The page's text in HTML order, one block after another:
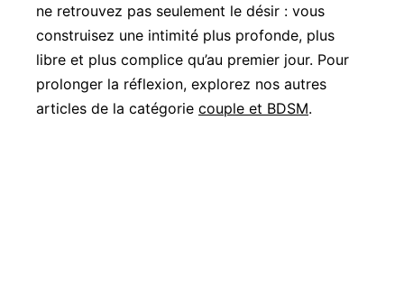
ne retrouvez pas seulement le désir : vous
construisez une intimité plus profonde, plus
libre et plus complice qu’au premier jour. Pour
prolonger la réflexion, explorez nos autres
articles de la catégorie couple et BDSM.